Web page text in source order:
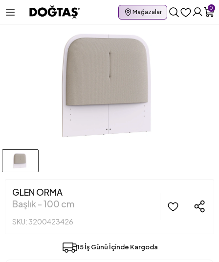
Mağazalar
0
GLEN ORMA
Başlık - 100 cm
SKU: 3200423426
15 İş Günü İçinde Kargoda